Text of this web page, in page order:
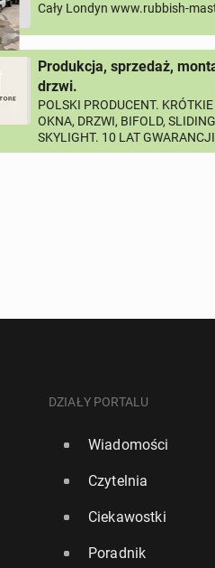
Cały Londyn www.rubbish-
Produkcja, sprzedaż,
drzwi.
POLSKI PRODUCENT.
OKNA, DRZWI, BIFOLD,
SKYLIGHT. 10 LAT
DZIAŁY PORTALU
Wiadomości
Czytelnia
Ciekawostki
Poradnik